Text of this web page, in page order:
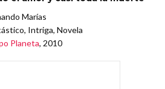
Marías
Intriga, Novela
Planeta, 2010